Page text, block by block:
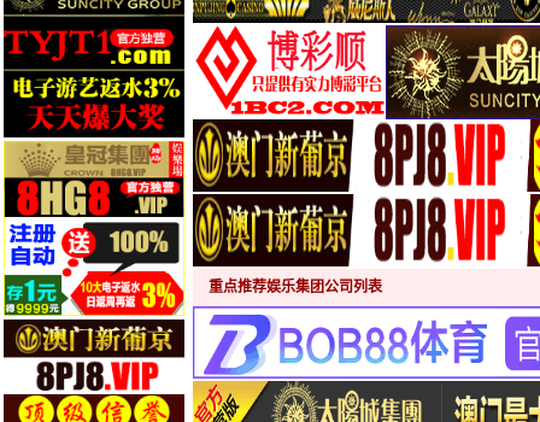
重点推荐娱乐集团公司列表